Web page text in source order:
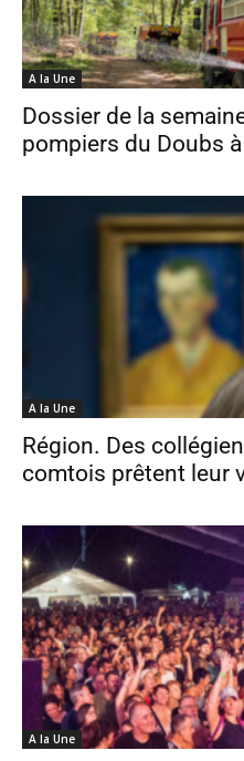
A la Une
Dossier de la
pompiers du Doubs à
A la Une
Région. Des
comtois prêtent leur
A la Une